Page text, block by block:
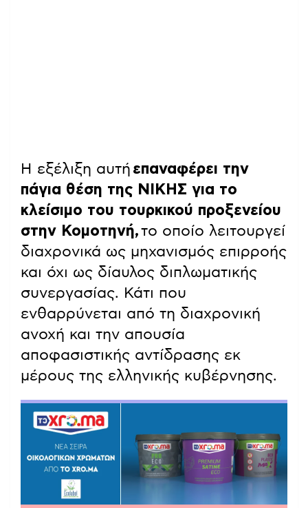
Η εξέλιξη αυτή επαναφέρει την
πάγια θέση της ΝΙΚΗΣ για το
κλείσιμο του τουρκικού προξενείου
στην Κομοτηνή,το οποίο λειτουργεί
διαχρονικά ως μηχανισμός επιρροής
και όχι ως δίαυλος διπλωματικής
συνεργασίας. Κάτι που
ενθαρρύνεται από τη διαχρονική
ανοχή και την απουσία
αποφασιστικής αντίδρασης εκ
μέρους της ελληνικής κυβέρνησης.